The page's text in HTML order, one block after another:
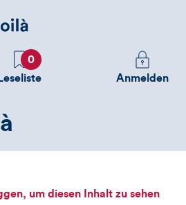
Favoriten
0
Leseliste
Melden
Sie
sehen
Anmelden
um diesen Inhalt zu sehen